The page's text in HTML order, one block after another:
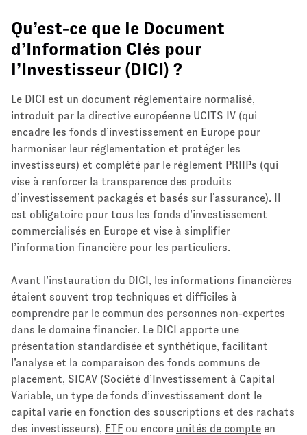
Qu’est-ce que le Document
d’Information Clés pour
l’Investisseur (DICI) ?
Le DICI est un document réglementaire normalisé,
introduit par la directive européenne UCITS IV (qui
encadre les fonds d’investissement en Europe pour
harmoniser leur réglementation et protéger les
investisseurs) et complété par le règlement PRIIPs (qui
vise à renforcer la transparence des produits
d’investissement packagés et basés sur l’assurance). Il
est obligatoire pour tous les fonds d’investissement
commercialisés en Europe et vise à simplifier
l’information financière pour les particuliers.
Avant l’instauration du DICI, les informations financières
étaient souvent trop techniques et difficiles à
comprendre par le commun des personnes non-expertes
dans le domaine financier. Le DICI apporte une
présentation standardisée et synthétique, facilitant
l’analyse et la comparaison des fonds communs de
placement, SICAV (Société d’Investissement à Capital
Variable, un type de fonds d’investissement dont le
capital varie en fonction des souscriptions et des rachats
des investisseurs), ETF ou encore unités de compte en